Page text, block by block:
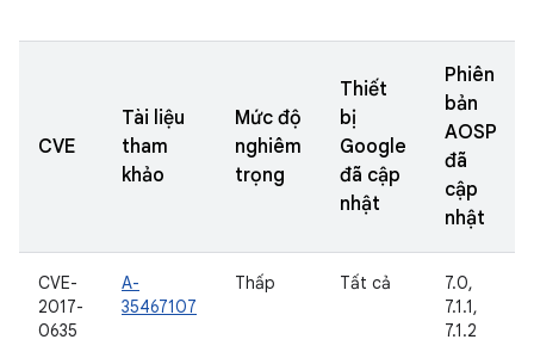
CVE
Tài liệu
tham
khảo
Mức độ
nghiêm
trọng
Thiết
bị
Google
đã cập
nhật
Phiên
bản
AOSP
đã
cập
nhật
CVE-
2017-
0635
A-
35467107
Thấp Tất cả
7.0,
7.1.1,
7.1.2